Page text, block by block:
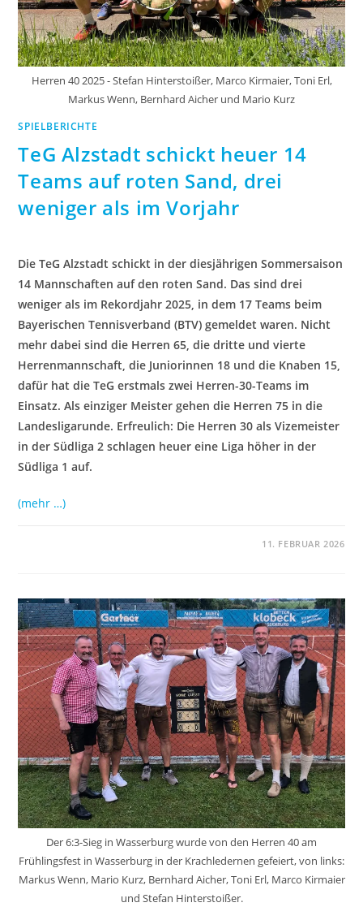
Herren 40 2025 - Stefan Hinterstoißer, Marco Kirmaier, Toni Erl,
Markus Wenn, Bernhard Aicher und Mario Kurz
SPIELBERICHTE
TeG Alzstadt schickt heuer 14
Teams auf roten Sand, drei
weniger als im Vorjahr
Die TeG Alzstadt schickt in der diesjährigen Sommersaison
14 Mannschaften auf den roten Sand. Das sind drei
weniger als im Rekordjahr 2025, in dem 17 Teams beim
Bayerischen Tennisverband (BTV) gemeldet waren. Nicht
mehr dabei sind die Herren 65, die dritte und vierte
Herrenmannschaft, die Juniorinnen 18 und die Knaben 15,
dafür hat die TeG erstmals zwei Herren-30-Teams im
Einsatz. Als einziger Meister gehen die Herren 75 in die
Landesligarunde. Erfreulich: Die Herren 30 als Vizemeister
in der Südliga 2 schlagen heuer eine Liga höher in der
Südliga 1 auf.
(mehr …)
11. FEBRUAR 2026
Der 6:3-Sieg in Wasserburg wurde von den Herren 40 am
Frühlingsfest in Wasserburg in der Krachledernen gefeiert, von links:
Markus Wenn, Mario Kurz, Bernhard Aicher, Toni Erl, Marco Kirmaier
und Stefan Hinterstoißer.